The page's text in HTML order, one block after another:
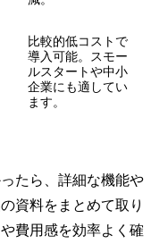
比較的低コストで
導入可能。スモー
ルスタートや中小
企業にも適してい
ます。
たら、詳細な機能や
資料をまとめて取り
費用感を効率よく確